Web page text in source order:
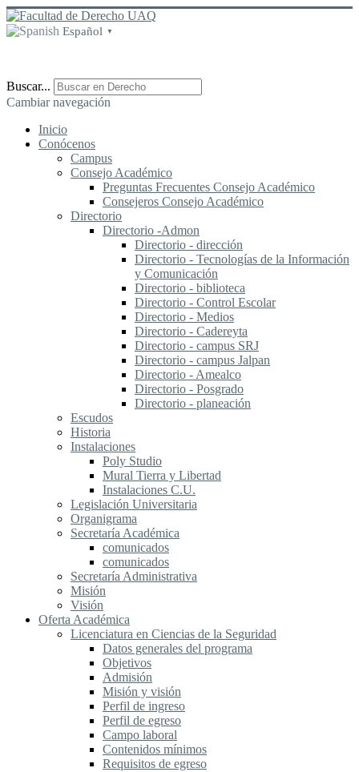
Español ▼
Buscar...
Cambiar navegación
Inicio
Conócenos
Campus
Consejo Académico
Preguntas Frecuentes Consejo Académico
Consejeros Consejo Académico
Directorio
Directorio -Admon
Directorio - dirección
Directorio - Tecnologías de la Información
y Comunicación
Directorio - biblioteca
Directorio - Control Escolar
Directorio - Medios
Directorio - Cadereyta
Directorio - campus SRJ
Directorio - campus Jalpan
Directorio - Amealco
Directorio - Posgrado
Directorio - planeación
Escudos
Historia
Instalaciones
Poly Studio
Mural Tierra y Libertad
Instalaciones C.U.
Legislación Universitaria
Organigrama
Secretaría Académica
comunicados
comunicados
Secretaría Administrativa
Misión
Visión
Oferta Académica
Licenciatura en Ciencias de la Seguridad
Datos generales del programa
Objetivos
Admisión
Misión y visión
Perfil de ingreso
Perfil de egreso
Campo laboral
Contenidos mínimos
Requisitos de egreso